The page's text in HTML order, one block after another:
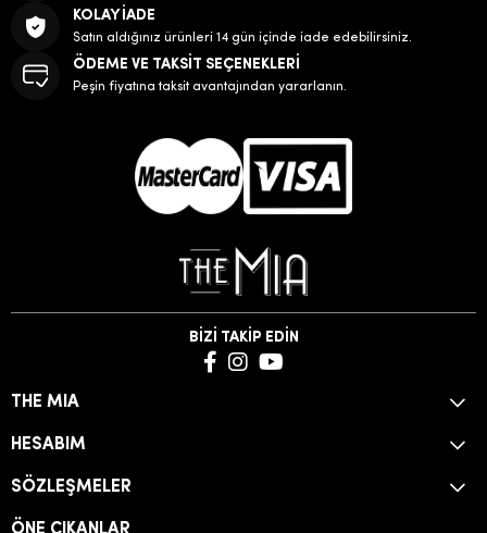
KOLAY İADE
Satın aldığınız ürünleri 14 gün içinde iade edebilirsiniz.
ÖDEME VE TAKSİT SEÇENEKLERİ
Peşin fiyatına taksit avantajından yararlanın.
BİZİ TAKİP EDİN
THE MIA
HESABIM
SÖZLEŞMELER